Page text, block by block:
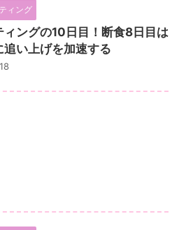
ィング
ィングの10日目！断食8日目は
追い上げを加速する